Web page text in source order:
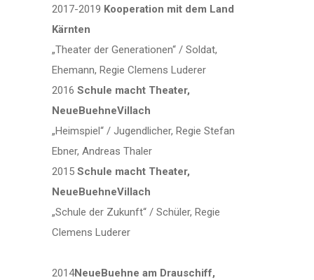
2017-2019 Kooperation mit dem Land
Kärnten
„Theater der Generationen“ / Soldat,
Ehemann, Regie Clemens Luderer
2016 Schule macht Theater,
NeueBuehneVillach
„Heimspiel“ / Jugendlicher, Regie Stefan
Ebner, Andreas Thaler
2015 Schule macht Theater,
NeueBuehneVillach
„Schule der Zukunft“ / Schüler, Regie
Clemens Luderer
2014NeueBuehne am Drauschiff,